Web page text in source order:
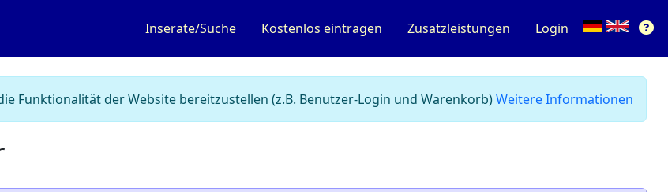
Inserate/Suche Kostenlos eintragen Zusatzleistungen Login
Funktionalität der Website bereitzustellen (z.B. Benutzer-Login und Warenkorb)Weitere Informationen